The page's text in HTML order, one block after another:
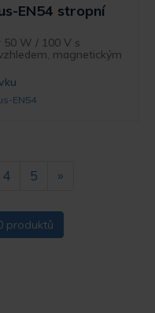
EN54 stropní
W / 100 V s
magnetickým
EN54
4 5 »
produktů